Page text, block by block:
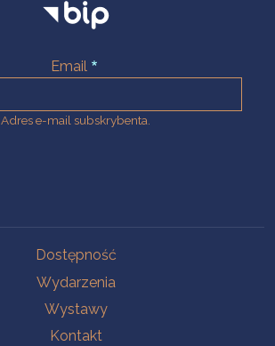
Email
Adres e-mail subskrybenta.
Dostępność
Wydarzenia
Wystawy
Kontakt